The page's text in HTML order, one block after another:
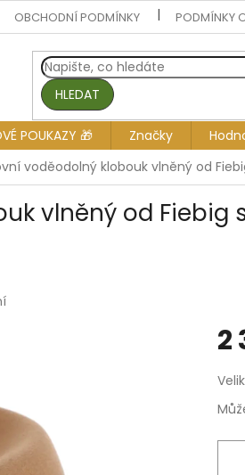
OBCHODNÍ PODMÍNKY PODMÍNKY
HLEDAT
POUKAZY 🎁 Značky
voděodolný klobouk vlněný od
vlněný od Fiebig
2